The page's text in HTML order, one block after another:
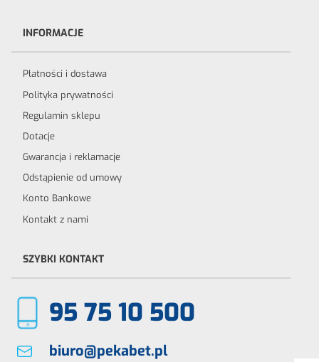
INFORMACJE
Płatności i dostawa
Polityka prywatności
Regulamin sklepu
Dotacje
Gwarancja i reklamacje
Odstąpienie od umowy
Konto Bankowe
Kontakt z nami
SZYBKI KONTAKT
95 75 10 500
biuro@pekabet.pl